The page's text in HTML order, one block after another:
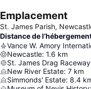
Emplacement
St. James Parish,
Distance de
Vance W. Amory
Newcastle: 1.6 km
St. James Drag Raceway
New River Estate: 7 km
Simmonds' Estate: 8.4